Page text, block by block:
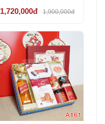
1,720,000đ 1,900,000đ